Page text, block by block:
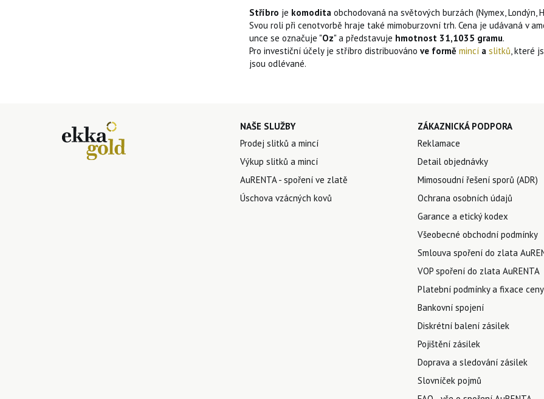
Stříbro je komodita obchodovaná na světových burzách (Nymex,
Svou roli při cenotvorbě hraje také mimoburzovní trh. Cena je udávaná v
unce se označuje "Oz" a představuje hmotnost 31,1035 gramu.
Pro investiční účely je stříbro distribuováno ve formě mincí a slitků , které
jsou odlévané.
NAŠE SLUŽBY
Prodej slitků a mincí
Výkup slitků a mincí
AuRENTA - spoření ve zlatě
Úschova vzácných kovů
ZÁKAZNICKÁ PODPORA
Reklamace
Detail objednávky
Mimosoudní řešení sporů (ADR)
Ochrana osobních údajů
Garance a etický kodex
Všeobecné obchodní podmínky
Smlouva spoření do zlata
VOP spoření do zlata AuRENTA
Platební podmínky a fixace ceny
Bankovní spojení
Diskrétní balení zásilek
Pojištění zásilek
Doprava a sledování zásilek
Slovníček pojmů